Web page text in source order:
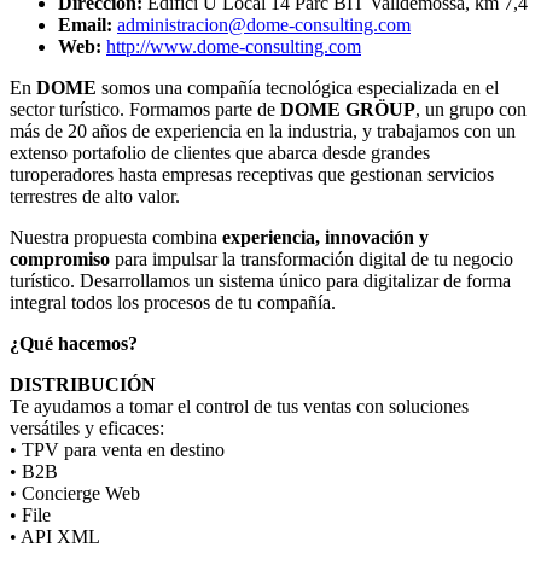
Email: administracion@dome-consulting.com
Web: http://www.dome-consulting.com
En DOME somos una compañía tecnológica especializada en el
sector turístico. Formamos parte de DOME GRÖUP, un grupo con
más de 20 años de experiencia en la industria, y trabajamos con un
extenso portafolio de clientes que abarca desde grandes
turoperadores hasta empresas receptivas que gestionan servicios
terrestres de alto valor.
Nuestra propuesta combina experiencia, innovación y
compromiso para impulsar la transformación digital de tu negocio
turístico. Desarrollamos un sistema único para digitalizar de forma
integral todos los procesos de tu compañía.
¿Qué hacemos?
DISTRIBUCIÓN
Te ayudamos a tomar el control de tus ventas con soluciones
versátiles y eficaces:
• TPV para venta en destino
• B2B
• Concierge Web
• File
• API XML